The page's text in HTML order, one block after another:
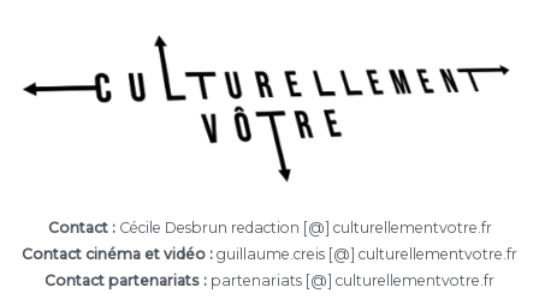
Contact :Cécile Desbrun redaction [@] culturellementvotre.fr
Contact cinéma et vidéo : guillaume.creis [@] culturellementvotre.fr
Contact partenariats : partenariats [@] culturellementvotre.fr